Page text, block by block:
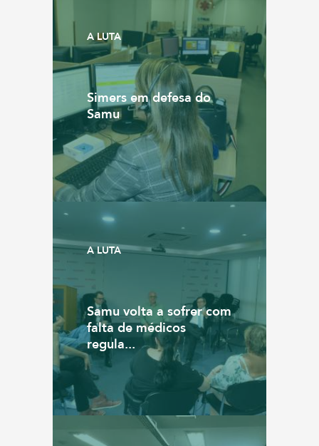
A LUTA
Simers em defesa do
Samu
A LUTA
Samu volta a sofrer com
falta de médicos
regula...